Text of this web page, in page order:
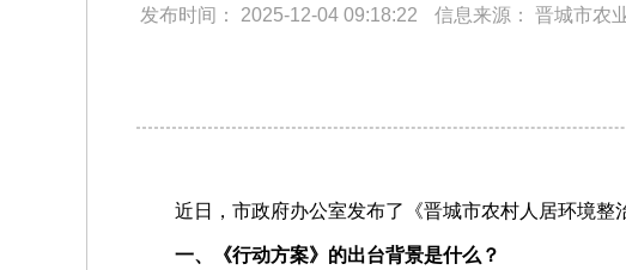
发布时间： 2025-12-04 09:18:22 信息来源： 晋城市农
近日，市政府办公室发布了《晋城市农村人居环境整
一、《行动方案》的出台背景是什么？